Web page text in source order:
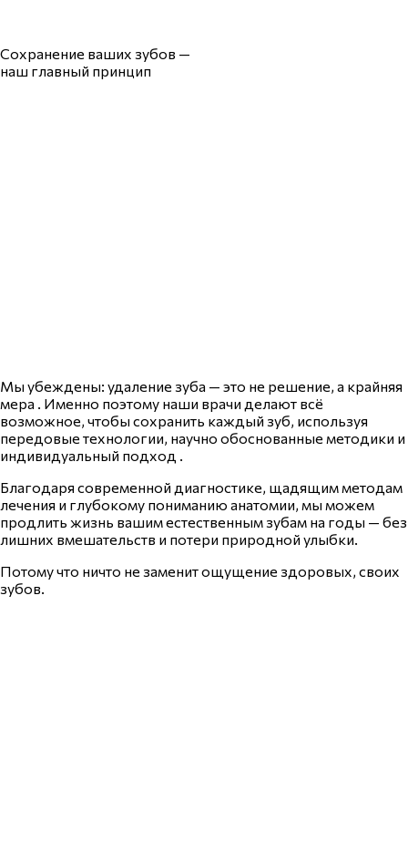
Сохранение ваших зубов —
наш главный принцип
Мы убеждены: удаление зуба — это не решение, а крайняя
мера . Именно поэтому наши врачи делают всё
возможное, чтобы сохранить каждый зуб, используя
передовые технологии, научно обоснованные методики и
индивидуальный подход .
Благодаря современной диагностике, щадящим методам
лечения и глубокому пониманию анатомии, мы можем
продлить жизнь вашим естественным зубам на годы — без
лишних вмешательств и потери природной улыбки.
Потому что ничто не заменит ощущение здоровых, своих
зубов.